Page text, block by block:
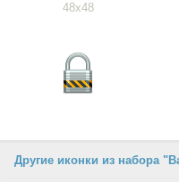
48x48
Другие иконки из набора